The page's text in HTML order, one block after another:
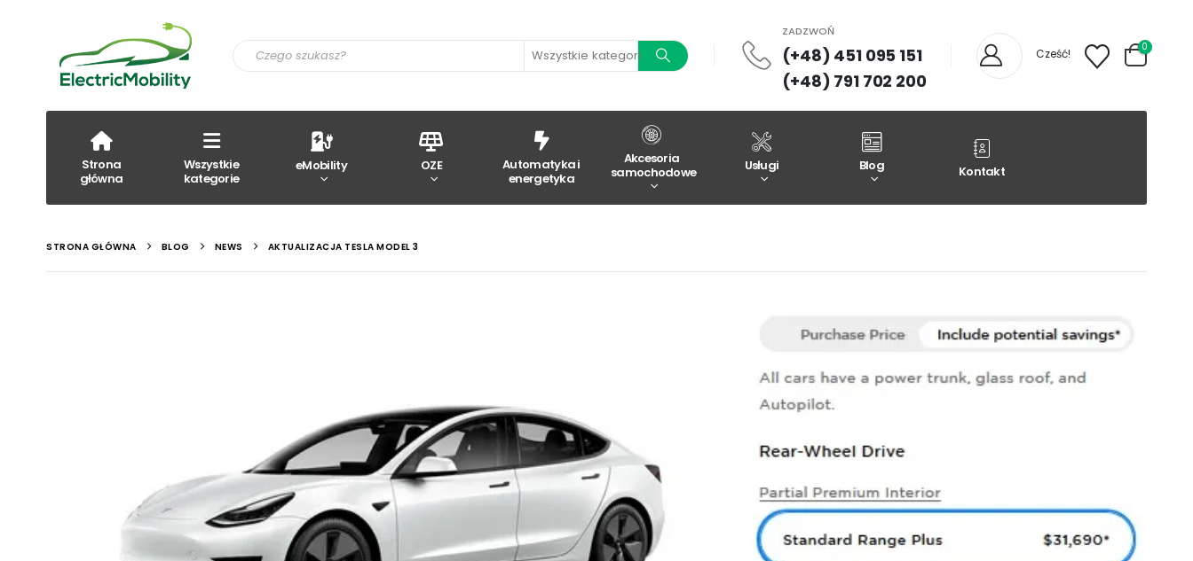
Wszystkie kategorie
ZADZWOŃ
(+48) 451 095 151
(+48) 791 702 200
Cześć! 0
Strona
główna
Wszystkie
kategorie
eMobility OZE
Automatyka i
energetyka
Akcesoria
samochodowe
Usługi Blog Kontakt
STRONA GŁÓWNA BLOG NEWS AKTUALIZACJA TESLA MODEL 3